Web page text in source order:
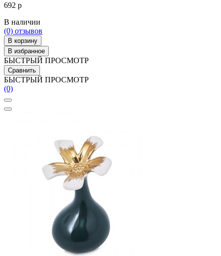
692 р
В наличии
(0) отзывов
В корзину
В избранное
БЫСТРЫЙ ПРОСМОТР
Сравнить
БЫСТРЫЙ ПРОСМОТР
(0)